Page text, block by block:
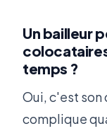
Un bailleur
temps ?
Oui, c'est son
complique